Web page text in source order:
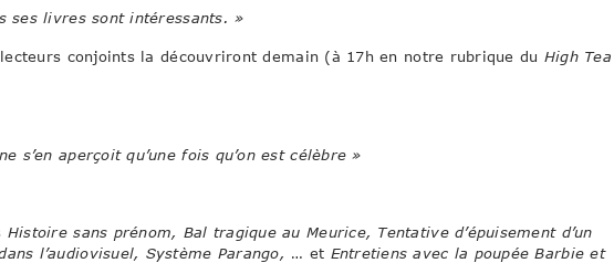
ses livres sont intéressants. »
conjoints la découvriront demain (à 17h en notre rubrique du High Tea
aperçoit qu’une fois qu’on est célèbre »
Histoire sans prénom, Bal tragique au Meurice, Tentative d’épuisement d’un
l’audiovisuel, Système Parango, … et Entretiens avec la poupée Barbie et